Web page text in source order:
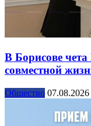
В Борисове
совместной
Общество 07.08.2026